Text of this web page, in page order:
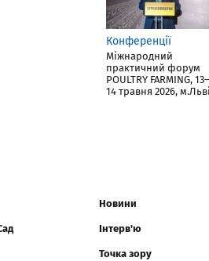
Конференції
Міжнародний
практичний форум
POULTRY FARMING, 13–
14 травня 2026,
Новини
Інтерв'ю
Точка зору